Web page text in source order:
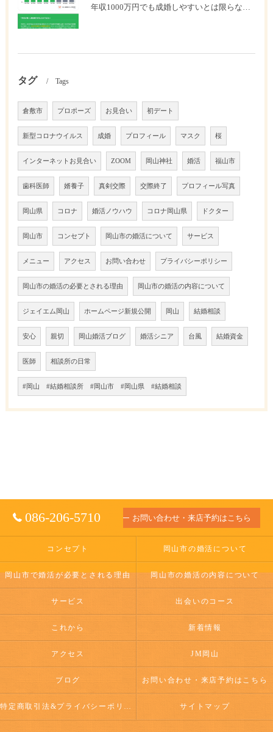
タグ Tags
倉敷市 プロポーズ お見合い 初デート
新型コロナウイルス 成婚 プロフィール マスク 桜
インターネットお見合い ZOOM 岡山神社 婚活 福山市
歯科医師 婿養子 真剣交際 交際終了 プロフィール写真
岡山県 コロナ 婚活ノウハウ コロナ岡山県 ドクター
岡山市 コンセプト 岡山市の婚活について サービス
メニュー アクセス お問い合わせ プライバシーポリシー
岡山市の婚活の必要とされる理由 岡山市の婚活の内容について
ジェイエム岡山 ホームページ新規公開 岡山 結婚相談
安心 親切 岡山婚活ブログ 婚活シニア 台風 結婚資金
医師 相談所の日常
#岡山 #結婚相談所 #岡山市 #岡山県 #結婚相談
086-206-5710 お問い合わせ・来店予約はこちら
コンセプト 岡山市の婚活について
岡山市で婚活が必要とされる理由 岡山市の婚活の内容について
サービス 出会いのコース
これから 新着情報
アクセス JM岡山
ブログ お問い合わせ・来店予約はこちら
特定商取引法&プライバシーポリシー サイトマップ